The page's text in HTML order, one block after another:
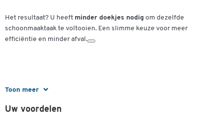
Toon meer
Het resultaat? U heeft minder doekjes nodig om dezelfde
schoonmaaktaak te voltooien. Een slimme keuze voor meer
efficiëntie en minder afval.
Specificaties:
Uw voordelen